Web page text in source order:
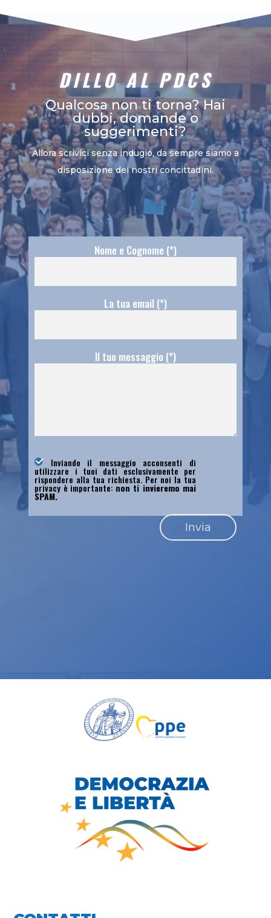
DILLO AL PDCS
Qualcosa non ti torna? Hai
dubbi, domande o
suggerimenti?
Allora scrivici senza indugio, da sempre siamo a
disposizione dei nostri concittadini.
Nome e Cognome (*)
La tua email (*)
Il tuo messaggio (*)
Inviando il messaggio acconsenti di
utilizzare i tuoi dati esclusivamente per
rispondere alla tua richiesta. Per noi la tua
privacy è importante: non ti invieremo mai
SPAM.